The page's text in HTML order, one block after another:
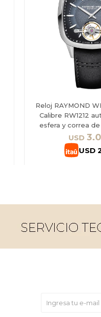
Reloj RAYMOND
Calibre RW1212
esfera y correa
USD
USD